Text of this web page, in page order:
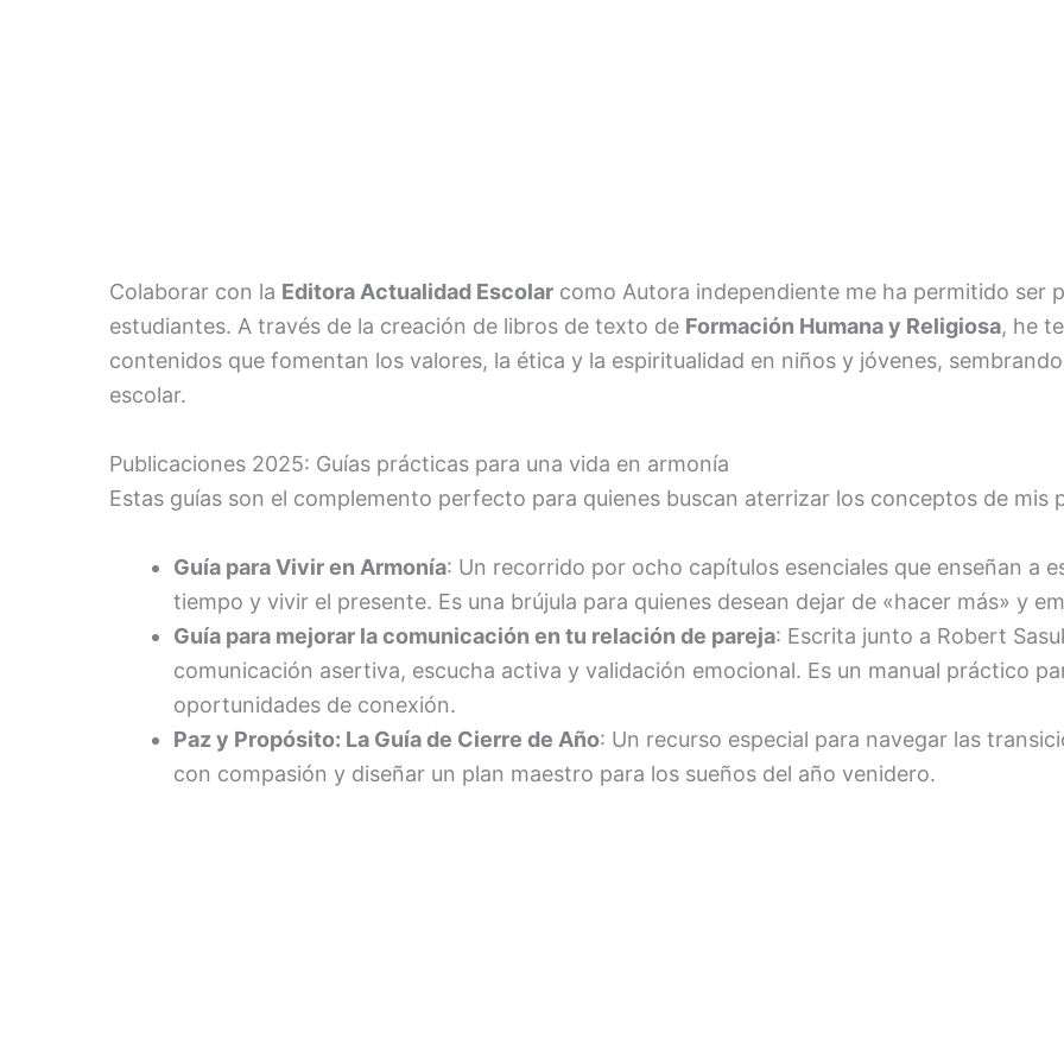
Colaborar con la Editora Actualidad Escolar como Autora independiente me ha permitido ser
estudiantes. A través de la creación de libros de texto de Formación Humana y Religiosa, he
contenidos que fomentan los valores, la ética y la espiritualidad en niños y jóvenes,
escolar.
Publicaciones 2025: Guías prácticas para una vida en armonía
Estas guías son el complemento perfecto para quienes buscan aterrizar los conceptos de mis
Guía para Vivir en Armonía: Un recorrido por ocho capítulos esenciales que enseñan a
tiempo y vivir el presente. Es una brújula para quienes desean dejar de «hacer más» y
Guía para mejorar la comunicación en tu relación de pareja: Escrita junto a Robert
comunicación asertiva, escucha activa y validación emocional. Es un manual práctico
oportunidades de conexión.
Paz y Propósito: La Guía de Cierre de Año: Un recurso especial para navegar las
con compasión y diseñar un plan maestro para los sueños del año venidero.